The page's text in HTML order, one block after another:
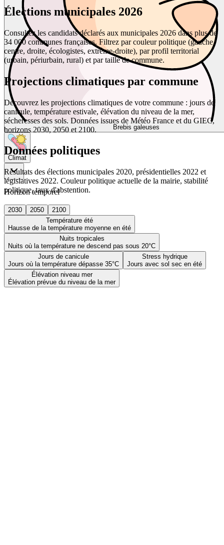
Brebis galeuses
Climat
Horizon temporel
2030 2050
2100
Température été
Hausse de la température moyenne en été
Nuits tropicales
Nuits où la température ne descend pas sous 20°C
Jours de canicule
Jours où la température dépasse 35°C
Stress hydrique
Jours avec sol sec en été
Élévation niveau mer
Élévation prévue du niveau de la mer
Élections municipales 2026
Consultez les candidats déclarés aux municipales 2026 dans plus de
34 000 communes françaises. Filtrez par couleur politique (gauche,
centre, droite, écologistes, extrême-droite), par profil territorial
(urbain, périurbain, rural) et par taille de commune.
Projections climatiques par commune
Découvrez les projections climatiques de votre commune : jours de
canicule, température estivale, élévation du niveau de la mer,
sécheresses des sols. Données issues de Météo France et du GIEC,
horizons 2030, 2050 et 2100.
Données politiques
Résultats des élections municipales 2020, présidentielles 2022 et
législatives 2022. Couleur politique actuelle de la mairie, stabilité
politique, taux d'abstention.